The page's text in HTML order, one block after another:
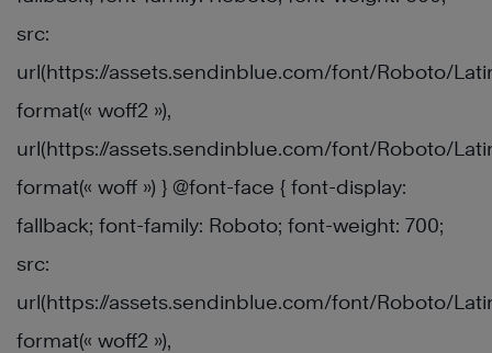
src:
url(https://assets.sendinblue.com/font/Roboto/
format(« woff2 »),
url(https://assets.sendinblue.com/font/Roboto/
format(« woff ») } @font-face { font-display:
fallback; font-family: Roboto; font-weight: 700;
src:
url(https://assets.sendinblue.com/font/Roboto/
format(« woff2 »),